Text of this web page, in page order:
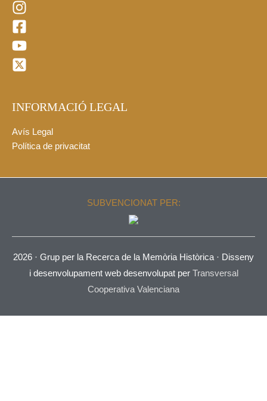
INFORMACIÓ LEGAL
Avís Legal
Política de privacitat
SUBVENCIONAT PER:
2026 · Grup per la Recerca de la Memòria Històrica· Disseny
i desenvolupament web desenvolupat per Transversal
Cooperativa Valenciana